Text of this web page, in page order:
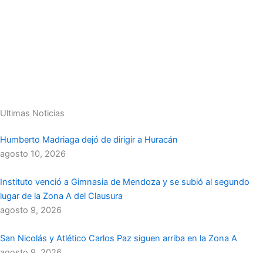
Ultimas Noticias
Humberto Madriaga dejó de dirigir a Huracán
agosto 10, 2026
Instituto venció a Gimnasia de Mendoza y se subió al segundo
lugar de la Zona A del Clausura
agosto 9, 2026
San Nicolás y Atlético Carlos Paz siguen arriba en la Zona A